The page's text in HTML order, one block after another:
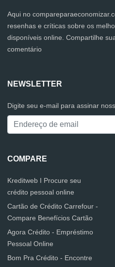
Aqui no
resenhas e críticas sobre os
disponíveis online. Compartilhe
comentário
NEWSLETTER
Digite seu e-mail para assinar
COMPARE
Kreditweb I Procure seu
crédito pessoal online
Cartão de Crédito Carrefour -
Compare Benefícios Cartão
Agora Crédito - Empréstimo
Pessoal Online
Bom Pra Crédito - Encontre